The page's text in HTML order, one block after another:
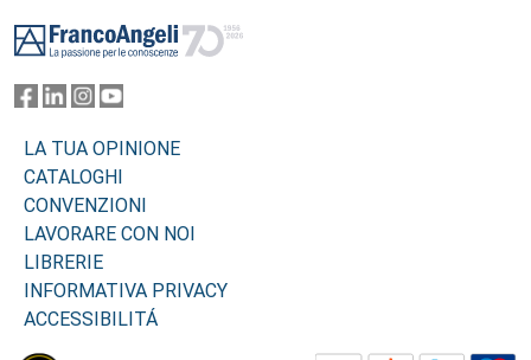
LA TUA OPINIONE
CATALOGHI
CONVENZIONI
LAVORARE CON NOI
LIBRERIE
INFORMATIVA PRIVACY
ACCESSIBILITÁ